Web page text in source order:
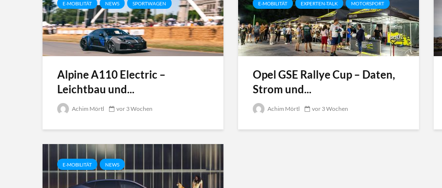
E-MOBILITÄT NEWS SPORTWAGEN
Alpine A110 Electric –
Leichtbau und...
Achim Mörtl vor 3 Wochen
E-MOBILITÄT EXPERTEN-TALK MOTORSPORT
Opel GSE Rallye Cup – Daten,
Strom und...
Achim Mörtl vor 3 Wochen
E-MOBILITÄT NEWS